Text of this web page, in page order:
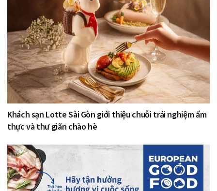
Khách sạn Lotte Sài Gòn giới thiệu chuỗi trải nghiệm ẩm
thực và thư giãn chào hè